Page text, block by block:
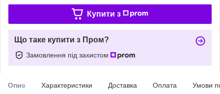
Купити з
Що таке купити з Пром?
Замовлення під захистом
Опис Характеристики Доставка Оплата Умови